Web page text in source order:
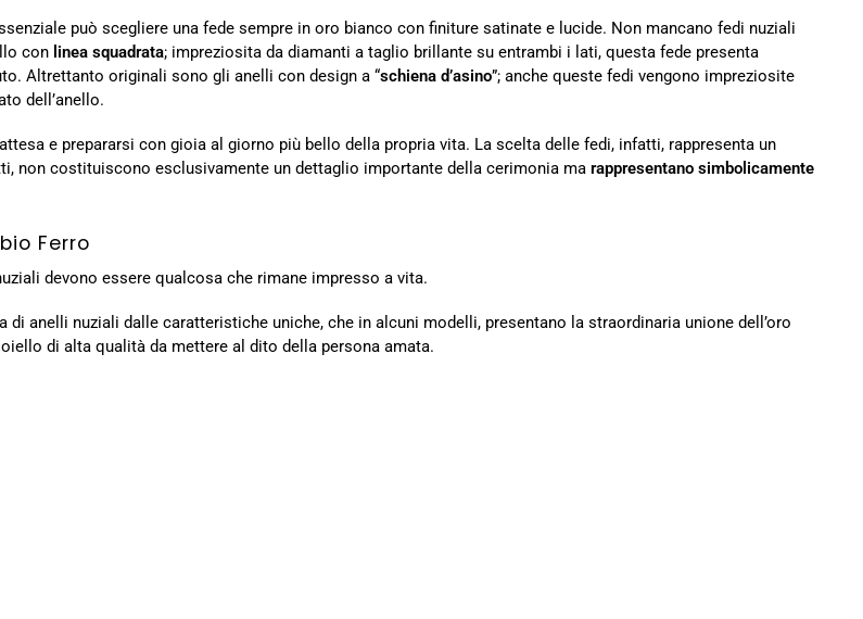
può scegliere una fede sempre in oro bianco con finiture satinate e lucide. Non mancano fedi nuziali
con linea squadrata; impreziosita da diamanti a taglio brillante su entrambi i lati, questa fede presenta
Altrettanto originali sono gli anelli con design a “schiena d’asino”; anche queste fedi vengono impreziosite
dell’anello.
e prepararsi con gioia al giorno più bello della propria vita. La scelta delle fedi, infatti, rappresenta un
non costituiscono esclusivamente un dettaglio importante della cerimonia ma rappresentano simbolicamente
Ferro
devono essere qualcosa che rimane impresso a vita.
anelli nuziali dalle caratteristiche uniche, che in alcuni modelli, presentano la straordinaria unione dell’oro
di alta qualità da mettere al dito della persona amata.